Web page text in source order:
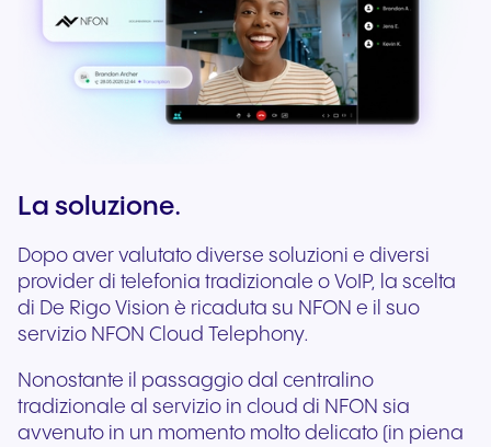
La soluzione.
Dopo aver valutato diverse soluzioni e diversi
provider di telefonia tradizionale o VoIP, la scelta
di De Rigo Vision è ricaduta su NFON e il suo
servizio NFON Cloud Telephony.
Nonostante il passaggio dal centralino
tradizionale al servizio in cloud di NFON sia
avvenuto in un momento molto delicato (in piena